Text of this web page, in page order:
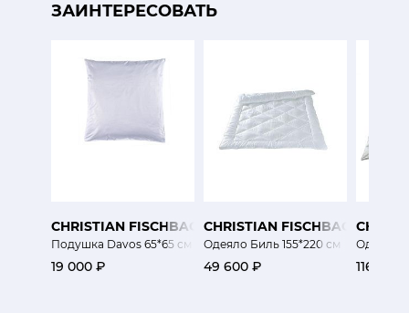
ЗАИНТЕРЕСОВАТЬ
CHRISTIAN FISCHBACHER
Подушка Davos 65*65 см
19 000 ₽
CHRISTIAN FISCHBACHER
Одеяло Биль 155*220 см
49 600 ₽
Одеяло
116 400